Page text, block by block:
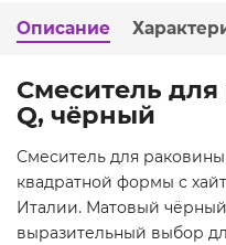
Описание
Смеситель
Q, чёрный
Смеситель для
квадратной формы с
Италии. Матовый
выразительный выбор